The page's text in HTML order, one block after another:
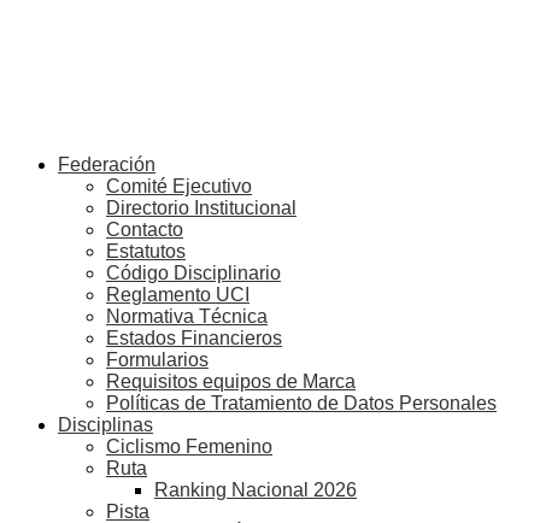
Federación
Comité Ejecutivo
Directorio Institucional
Contacto
Estatutos
Código Disciplinario
Reglamento UCI
Normativa Técnica
Estados Financieros
Formularios
Requisitos equipos de Marca
Políticas de Tratamiento de Datos Personales
Disciplinas
Ciclismo Femenino
Ruta
Ranking Nacional 2026
Pista